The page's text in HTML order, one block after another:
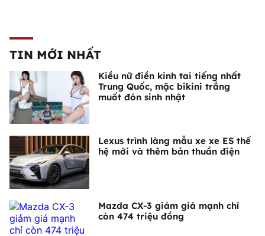
TIN MỚI NHẤT
Kiều nữ điền kinh tai tiếng nhất
Trung Quốc, mặc bikini trắng
muốt đón sinh nhật
Lexus trình làng mẫu xe xe ES thế
hệ mới và thêm bản thuần điện
Mazda CX-3 giảm giá mạnh chỉ
còn 474 triệu đồng